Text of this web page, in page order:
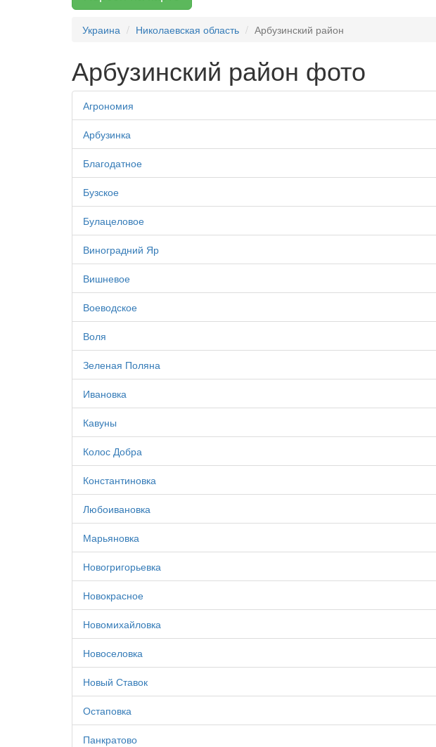
Украина Николаевская область Арбузинский район
Арбузинский район фото
Агрономия
Арбузинка
Благодатное
Бузское
Булацеловое
Виноградний Яр
Вишневое
Воеводское
Воля
Зеленая Поляна
Ивановка
Кавуны
Колос Добра
Константиновка
Любоивановка
Марьяновка
Новогригорьевка
Новокрасное
Новомихайловка
Новоселовка
Новый Ставок
Остаповка
Панкратово